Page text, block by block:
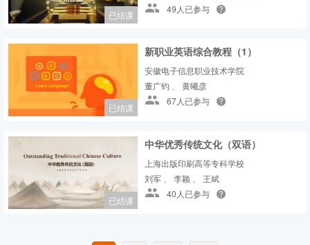
已结课
49人已参与
已结课
新职业英语综合教程（1）
安徽电子信息职业技术学院
董广钧 、 黄曦彦
67人已参与
已结课
中华优秀传统文化（双语）
上海出版印刷高等专科学校
刘军 、 李颖 、 王斌
40人已参与